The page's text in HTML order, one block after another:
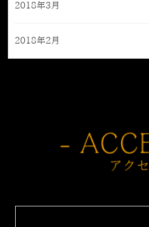
2018年3月
2018年2月